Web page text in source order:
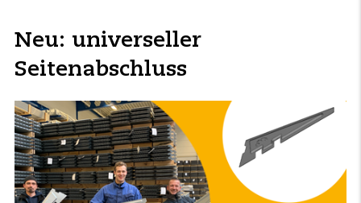
Neu: universeller
Seitenabschluss